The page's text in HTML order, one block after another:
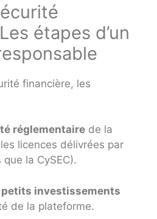
étapes d’un
financière, les
réglementaire de la
licences délivrées par
la CySEC).
petits investissements
de la plateforme.